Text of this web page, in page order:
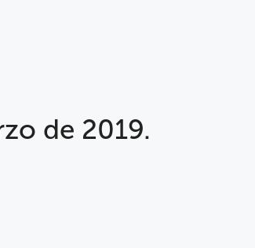
de 2019.